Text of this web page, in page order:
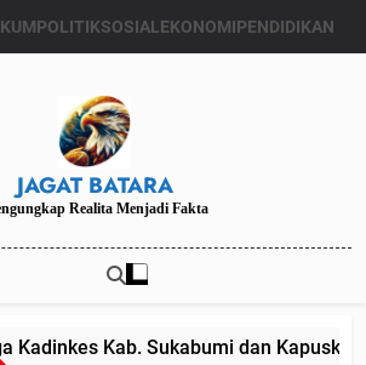
POLITIKSOSIALEKONOMIPENDIDIKAN
JAGAT BATARA
Realita Menjadi Fakta
Kadinkes Kab. Sukabumi dan